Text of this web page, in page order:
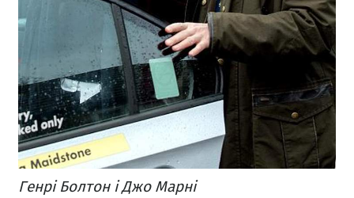
Генрі Болтон і Джо Марні